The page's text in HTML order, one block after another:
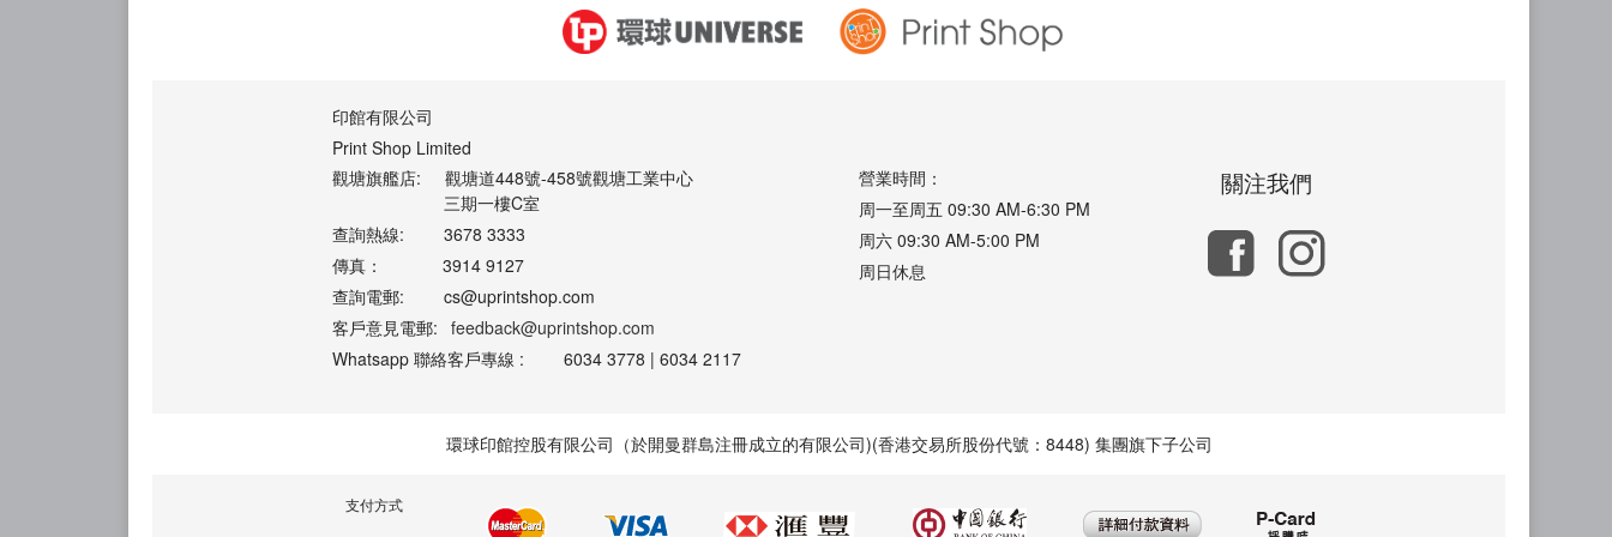
印館有限公司
Print Shop Limited
觀塘旗艦店:
觀塘道448號-458號觀塘工業中心
三期一樓C室
查詢熱線:
3678 3333
傳真：
3914 9127
查詢電郵:
cs@uprintshop.com
客戶意見電郵: feedback@uprintshop.com
Whatsapp 聯絡客戶專線 :
6034 3778 | 6034 2117
營業時間：
周一至周五 09:30 AM-6:30 PM
周六 09:30 AM-5:00 PM
周日休息
關注我們
環球印館控股有限公司（於開曼群島注冊成立的有限公司)(香港交易所股份代號：8448) 集團旗下子公司
支付方式